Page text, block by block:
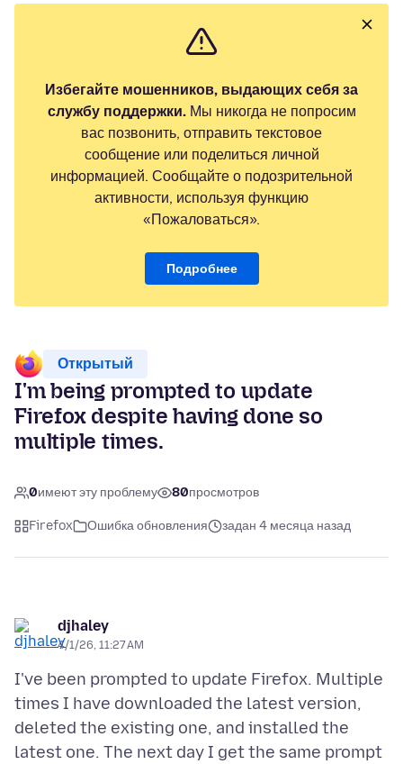
Избегайте мошенников, выдающих себя за
службу поддержки.Мы никогда не попросим
вас позвонить, отправить текстовое
сообщение или поделиться личной
информацией. Сообщайте о подозрительной
активности, используя функцию
«Пожаловаться».
Подробнее
Открытый
I'm being prompted to update
Firefox despite having done so
multiple times.
0имеют эту проблему 80просмотров
Firefox Ошибка обновления задан 4 месяца назад
djhaley
4/1/26, 11:27 AM
I've been prompted to update Firefox. Multiple
times I have downloaded the latest version,
deleted the existing one, and installed the
latest one. The next day I get the same prompt